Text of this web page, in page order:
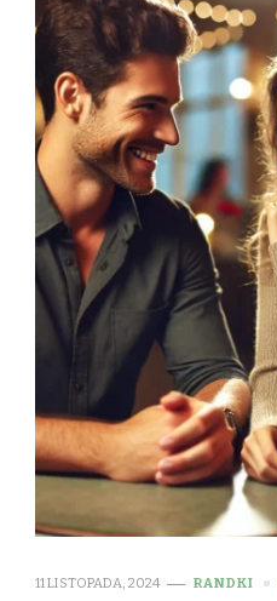
11 LISTOPADA, 2024 RANDKI